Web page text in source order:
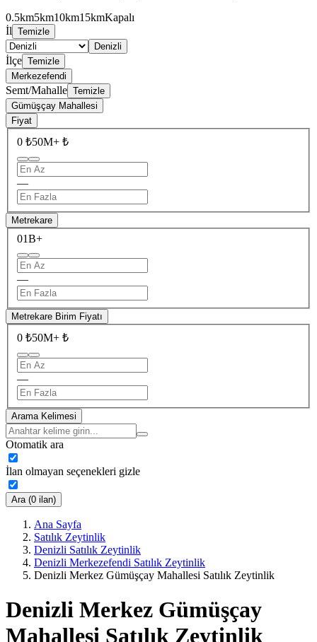
0.5km5km10km15kmKapalı
İl Temizle
Denizli
İlçe Temizle
Merkezefendi
Semt/Mahalle Temizle
Gümüşçay Mahallesi
Fiyat
0 ₺50M+ ₺
—
Metrekare
01B+
—
Metrekare Birim Fiyatı
0 ₺50M+ ₺
—
Arama Kelimesi
Otomatik ara
İlan olmayan seçenekleri gizle
Ara (0 ilan)
Ana Sayfa
Satılık Zeytinlik
Denizli Satılık Zeytinlik
Denizli Merkezefendi Satılık Zeytinlik
Denizli Merkez Gümüşçay Mahallesi Satılık Zeytinlik
Denizli Merkez Gümüşçay
Mahallesi Satılık Zeytinlik